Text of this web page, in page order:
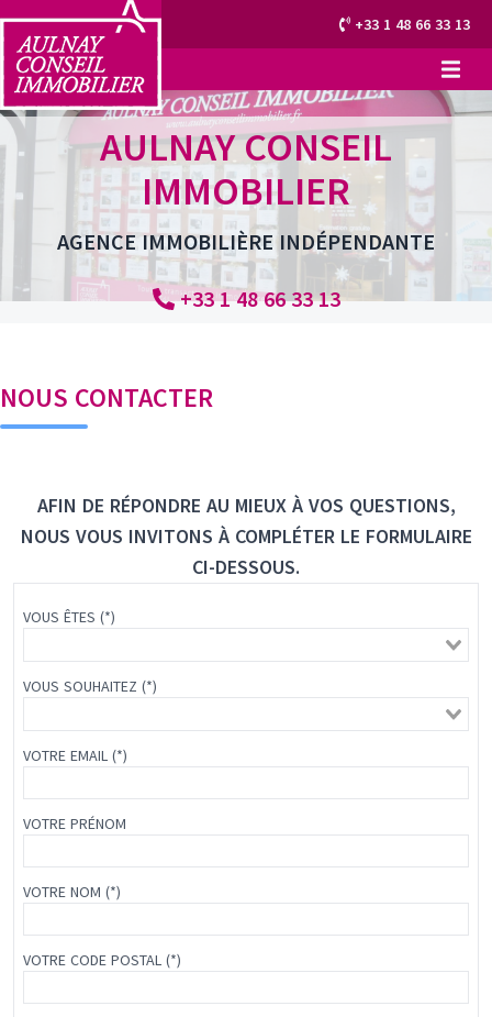
+33 1 48 66 33 13
AULNAY CONSEIL
IMMOBILIER
AGENCE IMMOBILIÈRE INDÉPENDANTE
+33 1 48 66 33 13
NOUS CONTACTER
AFIN DE RÉPONDRE AU MIEUX À VOS QUESTIONS,
NOUS VOUS INVITONS À COMPLÉTER LE FORMULAIRE
CI-DESSOUS.
VOUS ÊTES (*)
VOUS SOUHAITEZ (*)
VOTRE EMAIL (*)
VOTRE PRÉNOM
VOTRE NOM (*)
VOTRE CODE POSTAL (*)